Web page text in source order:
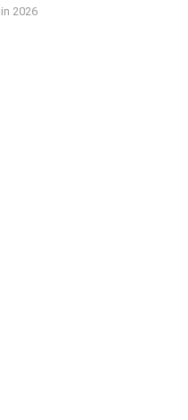
2026